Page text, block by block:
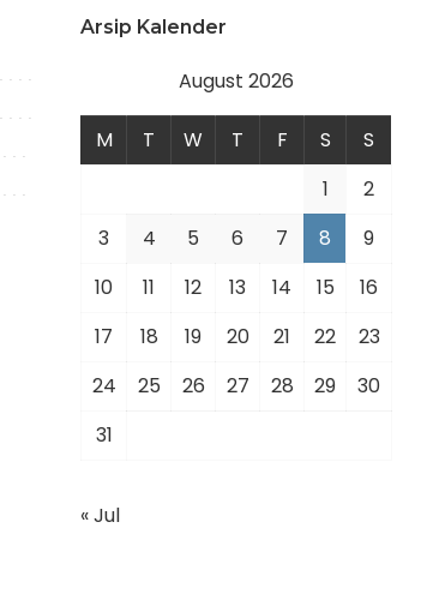
Arsip Kalender
August 2026
M T W T F S
S
1
2
3
4 5 6 7 8
9
10
11 12 13 14 15
16
17
18 19 20 21 22
23
24
25 26 27 28 29
30
31
« Jul